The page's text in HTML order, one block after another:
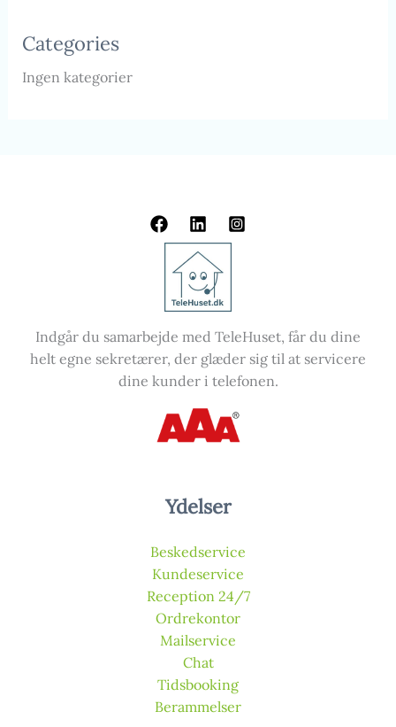
Categories
Ingen kategorier
Indgår du samarbejde med TeleHuset, får du dine
helt egne sekretærer, der glæder sig til at servicere
dine kunder i telefonen.
Ydelser
Beskedservice
Kundeservice
Reception 24/7
Ordrekontor
Mailservice
Chat
Tidsbooking
Berammelser